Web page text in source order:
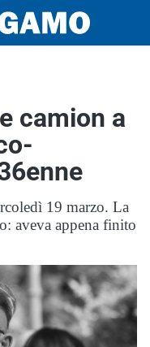
camion a
19 marzo. La
aveva appena finito